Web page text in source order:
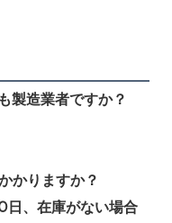
製造業者ですか？
かりますか？